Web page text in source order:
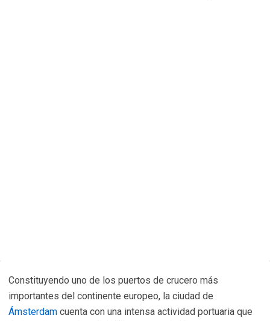
Constituyendo uno de los puertos de crucero más
importantes del continente europeo, la ciudad de
Ámsterdam cuenta con una intensa actividad portuaria que